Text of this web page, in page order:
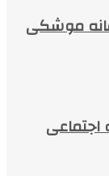
موشکی
اجتماعی